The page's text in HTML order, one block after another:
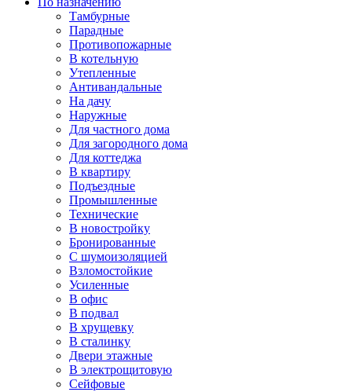
Тамбурные
Парадные
Противопожарные
В котельную
Утепленные
Антивандальные
На дачу
Наружные
Для частного дома
Для загородного дома
Для коттеджа
В квартиру
Подъездные
Промышленные
Технические
В новостройку
Бронированные
С шумоизоляцией
Взломостойкие
Усиленные
В офис
В подвал
В хрущевку
В сталинку
Двери этажные
В электрощитовую
Сейфовые